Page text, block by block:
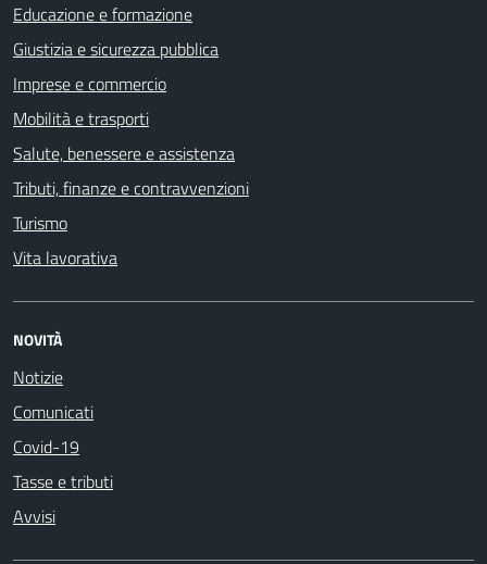
Educazione e formazione
Giustizia e sicurezza pubblica
Imprese e commercio
Mobilità e trasporti
Salute, benessere e assistenza
Tributi, finanze e contravvenzioni
Turismo
Vita lavorativa
NOVITÀ
Notizie
Comunicati
Covid-19
Tasse e tributi
Avvisi